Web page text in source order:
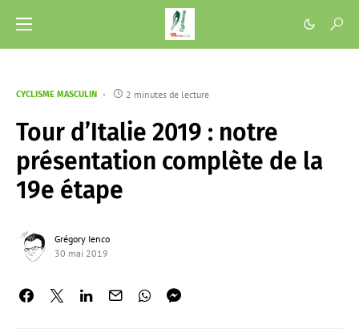
CYCLISME MASCULIN 2 minutes de lecture
Tour d’Italie 2019 : notre
présentation complète de la
19e étape
Grégory Ienco
30 mai 2019